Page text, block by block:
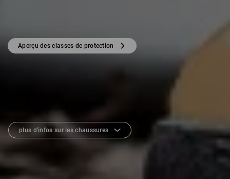
Aperçu des classes de protection
plus d'infos sur les chaussures